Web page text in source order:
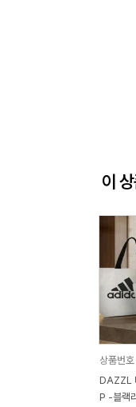
이
상품번
DAZZL
P -블랙